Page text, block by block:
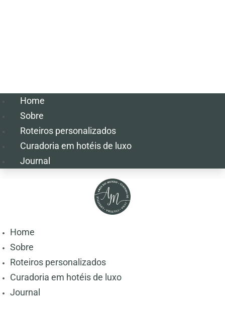
Home
Sobre
Roteiros personalizados
Curadoria em hotéis de luxo
Journal
Home
Sobre
Roteiros personalizados
Curadoria em hotéis de luxo
Journal